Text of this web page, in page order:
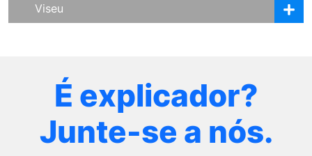
Viseu
É explicador?
Junte-se a nós.